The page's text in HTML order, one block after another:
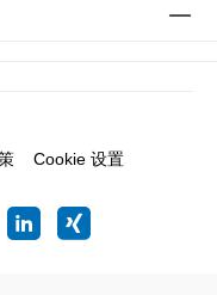
Cookie 设置